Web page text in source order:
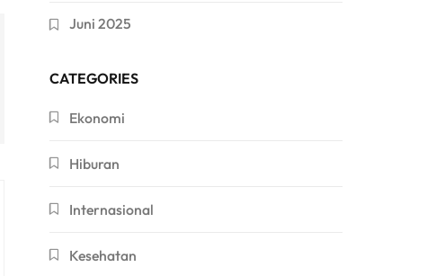
Juni 2025
CATEGORIES
Ekonomi
Hiburan
Internasional
Kesehatan